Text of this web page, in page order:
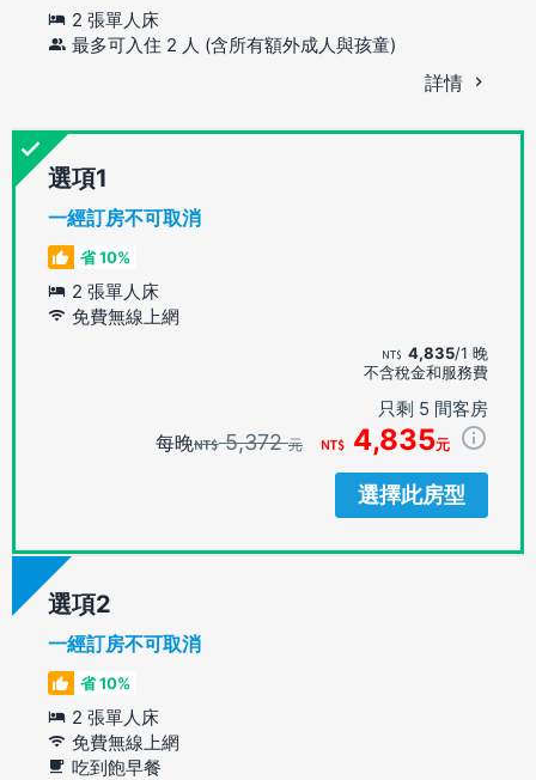
2 張單人床
最多可入住 2 人 (含所有額外成人與孩童)
詳情
選項
一經訂房不可取消
省 10%
2 張單人床
免費無線上網
4,835/1 晚
不含稅金和服務費
只剩 5 間客房
每晚 5,372元 4,835元
選擇此房型
選項
一經訂房不可取消
省 10%
2 張單人床
免費無線上網
吃到飽早餐